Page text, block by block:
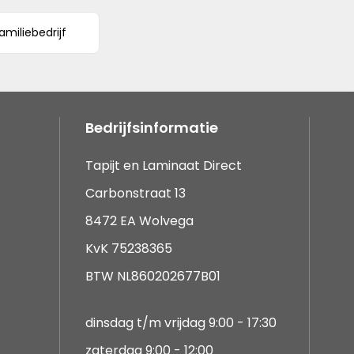
Bedrijfsinformatie
Tapijt en Laminaat Direct
Carbonstraat 13
8472 EA Wolvega
KvK 75238365
BTW NL860202677B01
dinsdag t/m vrijdag 9:00 - 17:30